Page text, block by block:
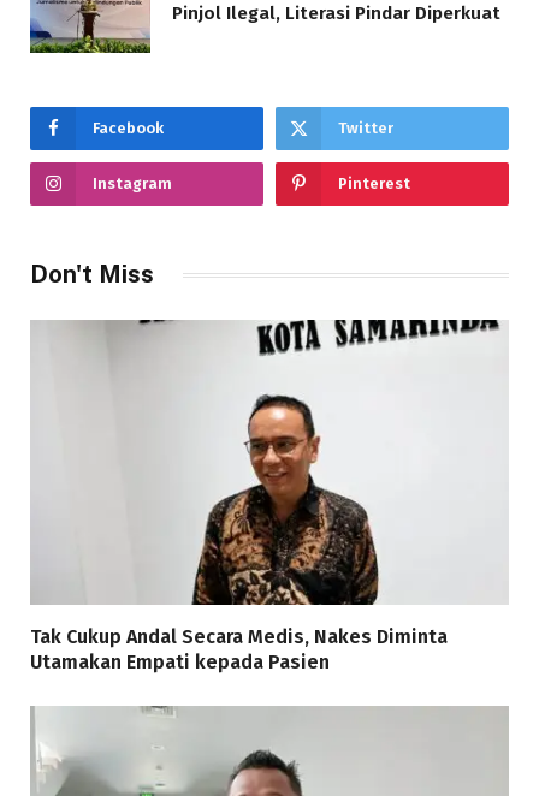
Pinjol Ilegal, Literasi Pindar Diperkuat
Facebook Twitter
Instagram Pinterest
Don't Miss
Tak Cukup Andal Secara Medis, Nakes Diminta
Utamakan Empati kepada Pasien